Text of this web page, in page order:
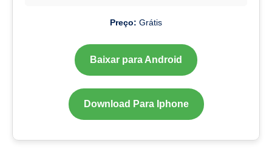
Preço: Grátis
Baixar para Android
Download Para Iphone